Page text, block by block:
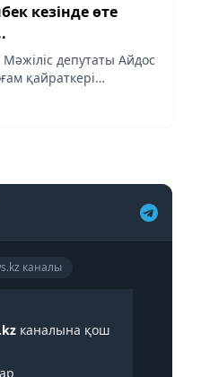
кезінде өте
Мәжіліс депутаты Айдос
қайраткері
өліміне қатысты өз
арнасына берген
каналы
каналына қош